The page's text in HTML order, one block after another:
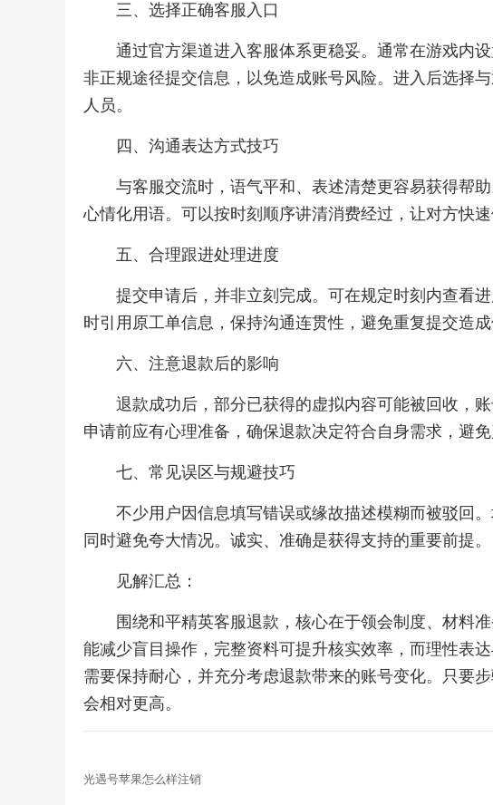
三、选择正确客服入口
通过官方渠道进入客服体系更稳妥。通常在游戏内
非正规途径提交信息，以免造成账号风险。进入后选择
人员。
四、沟通表达方式技巧
与客服交流时，语气平和、表述清楚更容易获得帮
心情化用语。可以按时刻顺序讲清消费经过，让对方快
五、合理跟进处理进度
提交申请后，并非立刻完成。可在规定时刻内查看
时引用原工单信息，保持沟通连贯性，避免重复提交造成
六、注意退款后的影响
退款成功后，部分已获得的虚拟内容可能被回收，
申请前应有心理准备，确保退款决定符合自身需求，避免
七、常见误区与规避技巧
不少用户因信息填写错误或缘故描述模糊而被驳回
同时避免夸大情况。诚实、准确是获得支持的重要前提。
见解汇总：
围绕和平精英客服退款，核心在于领会制度、材料
能减少盲目操作，完整资料可提升核实效率，而理性表
需要保持耐心，并充分考虑退款带来的账号变化。只要
会相对更高。
光遇号苹果怎么样注销